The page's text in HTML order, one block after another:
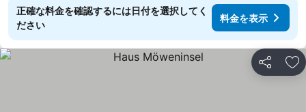
正確な料金を確認するには日付を選択してく
ださい
料金を表示
シェア お